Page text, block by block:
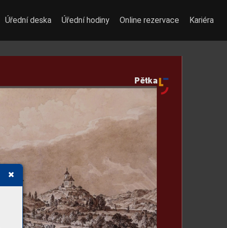
Pětka
Úřední deska Úřední hodiny Online rezervace Kariéra